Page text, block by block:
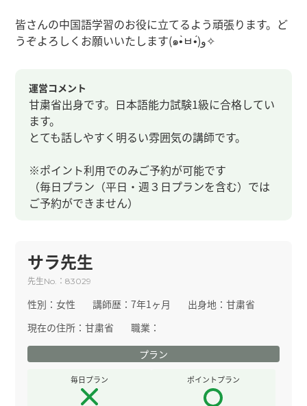
皆さんの中国語学習のお役に立てるよう頑張ります。ど
うぞよろしくお願いいたします(๑•̀ㅂ•́)و✧
運営コメント
甘粛省出身です。日本語能力試験1級に合格してい
ます。
とても話しやすく明るい雰囲気の講師です。
※ポイント利用でのみご予約が可能です
（毎日プラン（平日・週３日プランを含む）では
ご予約ができません）
サラ先生
先生No. ：83029
性別：女性 講師歴：7年1ヶ月 出身地：甘粛省
現在の住所：甘粛省
職業：
プラン
毎日プラン ポイントプラン